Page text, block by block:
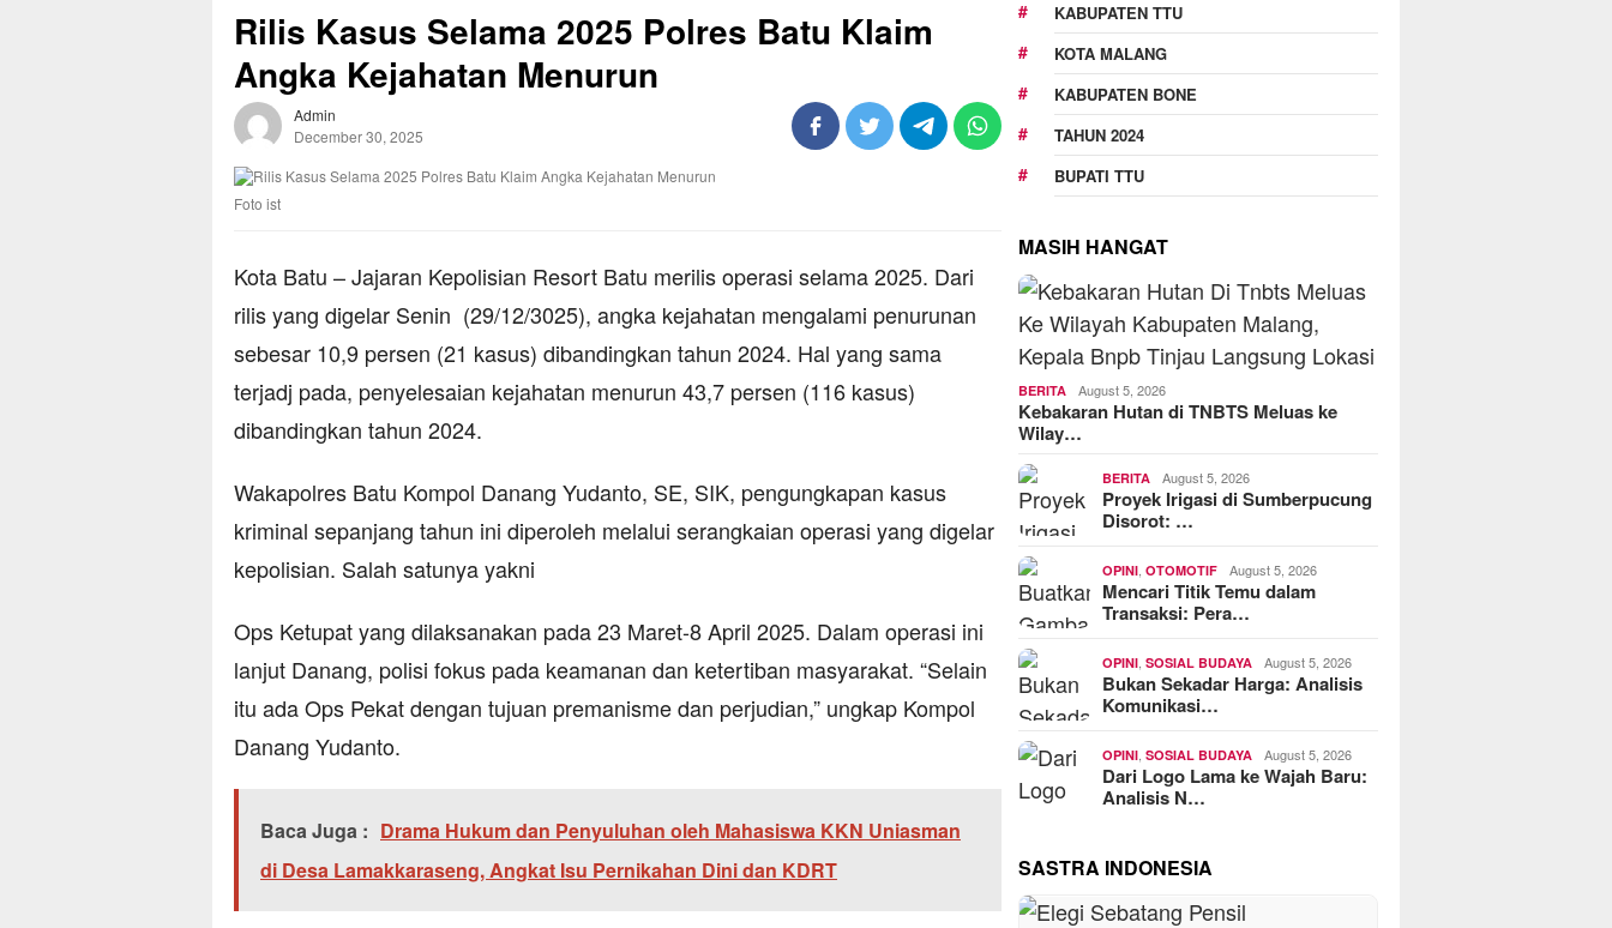
Rilis Kasus Selama 2025 Polres Batu Klaim
Angka Kejahatan Menurun
Admin
December 30, 2025
Foto ist
Kota Batu – Jajaran Kepolisian Resort Batu merilis operasi selama 2025. Dari
rilis yang digelar Senin (29/12/3025), angka kejahatan mengalami penurunan
sebesar 10,9 persen (21 kasus) dibandingkan tahun 2024. Hal yang sama
terjadj pada, penyelesaian kejahatan menurun 43,7 persen (116 kasus)
dibandingkan tahun 2024.
Wakapolres Batu Kompol Danang Yudanto, SE, SIK, pengungkapan kasus
kriminal sepanjang tahun ini diperoleh melalui serangkaian operasi yang digelar
kepolisian. Salah satunya yakni
Ops Ketupat yang dilaksanakan pada 23 Maret-8 April 2025. Dalam operasi ini
lanjut Danang, polisi fokus pada keamanan dan ketertiban masyarakat. “Selain
itu ada Ops Pekat dengan tujuan premanisme dan perjudian,” ungkap Kompol
Danang Yudanto.
Baca Juga : Drama Hukum dan Penyuluhan oleh Mahasiswa KKN Uniasman
di Desa Lamakkaraseng, Angkat Isu Pernikahan Dini dan KDRT
KABUPATEN TTU
KOTA MALANG
KABUPATEN BONE
TAHUN 2024
BUPATI TTU
MASIH HANGAT
BERITA August 5, 2026
Kebakaran Hutan di TNBTS Meluas ke
Wilay…
BERITA August 5, 2026
Proyek Irigasi di Sumberpucung
Disorot: …
OPINI ,OTOMOTIF August 5, 2026
Mencari Titik Temu dalam
Transaksi: Pera…
OPINI ,SOSIAL BUDAYA August 5, 2026
Bukan Sekadar Harga: Analisis
Komunikasi…
OPINI ,SOSIAL BUDAYA August 5, 2026
Dari Logo Lama ke Wajah Baru:
Analisis N…
SASTRA INDONESIA